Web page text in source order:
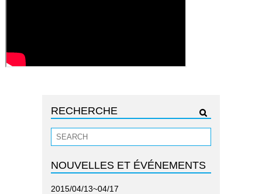
RECHERCHE
NOUVELLES ET ÉVÉNEMENTS
2015/04/13~04/17